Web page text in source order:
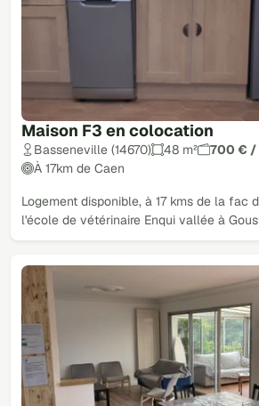
Maison F3 en colocation
Basseneville (14670) 48 m²
700 € /
À 17km de Caen
Logement disponible, à 17 kms de la fac
l'école de vétérinaire Enqui vallée à